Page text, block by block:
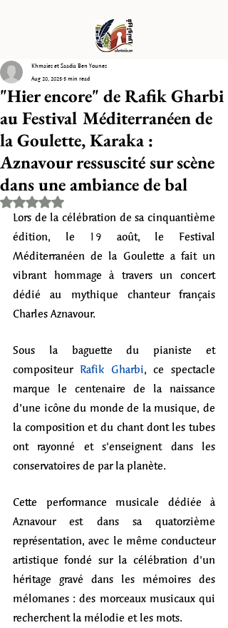
"Hier encore" de Rafik Gharbi
au Festival Méditerranéen de
la Goulette, Karaka :
Aznavour ressuscité sur scène
dans une ambiance de bal
Khmaies et Saadia Ben Younes
Aug 20, 20255 min read
Rated NaN out of 5 stars.
Lors de la célébration de sa cinquantième
édition, le 19 août, le Festival
Méditerranéen de la Goulette a fait un
vibrant hommage à travers un concert
dédié au mythique chanteur français
Charles Aznavour.
Sous la baguette du pianiste et
compositeur Rafik Gharbi, ce spectacle
marque le centenaire de la naissance
d’une icône du monde de la musique, de
la composition et du chant dont les tubes
ont rayonné et s'enseignent dans les
conservatoires de par la planète.
Cette performance musicale dédiée à
Aznavour est dans sa quatorzième
représentation, avec le même conducteur
artistique fondé sur la célébration d'un
héritage gravé dans les mémoires des
mélomanes : des morceaux musicaux qui
recherchent la mélodie et les mots.